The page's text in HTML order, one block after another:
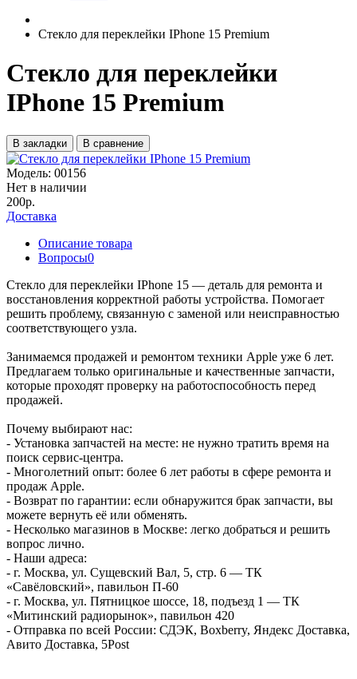
Стекло для переклейки IPhone 15 Premium
Стекло для переклейки
IPhone 15 Premium
В закладки В сравнение
Модель: 00156
Нет в наличии
200р.
Доставка
Описание товара
Вопросы0
Стекло для переклейки IPhone 15 — деталь для ремонта и
восстановления корректной работы устройства. Помогает
решить проблему, связанную с заменой или неисправностью
соответствующего узла.
Занимаемся продажей и ремонтом техники Apple уже 6 лет.
Предлагаем только оригинальные и качественные запчасти,
которые проходят проверку на работоспособность перед
продажей.
Почему выбирают нас:
- Установка запчастей на месте: не нужно тратить время на
поиск сервис-центра.
- Многолетний опыт: более 6 лет работы в сфере ремонта и
продаж Apple.
- Возврат по гарантии: если обнаружится брак запчасти, вы
можете вернуть её или обменять.
- Несколько магазинов в Москве: легко добраться и решить
вопрос лично.
- Наши адреса:
- г. Москва, ул. Сущевский Вал, 5, стр. 6 — ТК
«Савёловский», павильон П-60
- г. Москва, ул. Пятницкое шоссе, 18, подъезд 1 — ТК
«Митинский радиорынок», павильон 420
- Отправка по всей России: СДЭК, Boxberry, Яндекс Доставка,
Авито Доставка, 5Post